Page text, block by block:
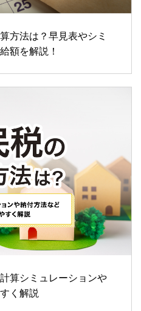
方法は？早見表やシミ
額を解説！
算シミュレーションや
く解説